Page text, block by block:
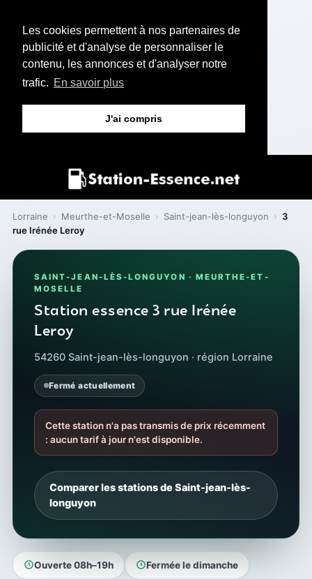
Les cookies permettent à nos partenaires de
publicité et d'analyse de personnaliser le
contenu, les annonces et d'analyser notre
trafic. En savoir plus
J'ai compris
Lorraine › Meurthe-et-Moselle › Saint-jean-lès-longuyon › 3
rue Irénée Leroy
SAINT-JEAN-LÈS-LONGUYON · MEURTHE-ET-
MOSELLE
Station essence 3 rue Irénée
Leroy
54260 Saint-jean-lès-longuyon · région Lorraine
Fermé actuellement
Cette station n'a pas transmis de prix récemment
: aucun tarif à jour n'est disponible.
Comparer les stations de Saint-jean-lès-
longuyon
Ouverte 08h–19h Fermée le dimanche